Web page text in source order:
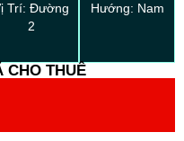
Trí: Đường
2
Hướng: Nam
CHO THUÊ